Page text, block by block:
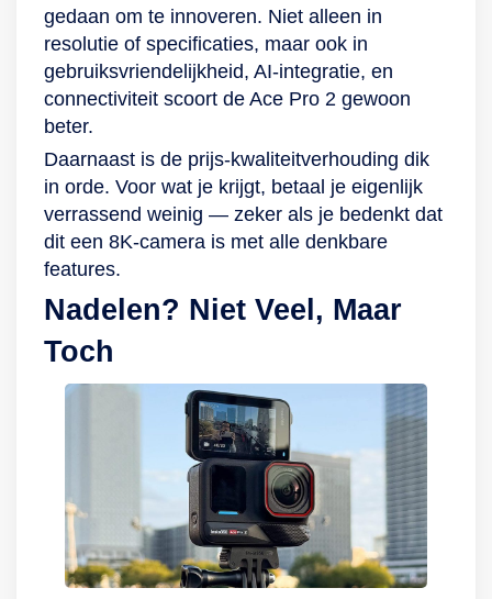
gedaan om te innoveren. Niet alleen in
resolutie of specificaties, maar ook in
gebruiksvriendelijkheid, AI-integratie, en
connectiviteit scoort de Ace Pro 2 gewoon
beter.
Daarnaast is de prijs-kwaliteitverhouding dik
in orde. Voor wat je krijgt, betaal je eigenlijk
verrassend weinig — zeker als je bedenkt dat
dit een 8K-camera is met alle denkbare
features.
Nadelen? Niet Veel, Maar
Toch